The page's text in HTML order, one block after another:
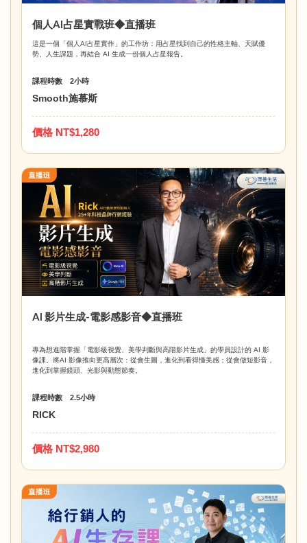
個人AI占星實戰班◆直播班
這是一個「個人AI占星實作」的工作坊：用占星找到自己的性格主軸、天賦優
勢、人生課題，再結合 AI 生成一份個人占星報告。
課程時數 2小時
Smooth施慕斯
價格 NT$1,280
AI 影片生成-電影感影音◆直播班
專為想進階掌握「電影級視覺、美學判斷與高階影片生成」的學員設計的 AI 影
像課。將AI 影像推向更高層次：從會生圖，進化到看得懂美感；從會做短影音，
進化到掌握鏡頭、光影與動態節奏。
課程時數 2.5小時
RICK
價格 NT$2,980